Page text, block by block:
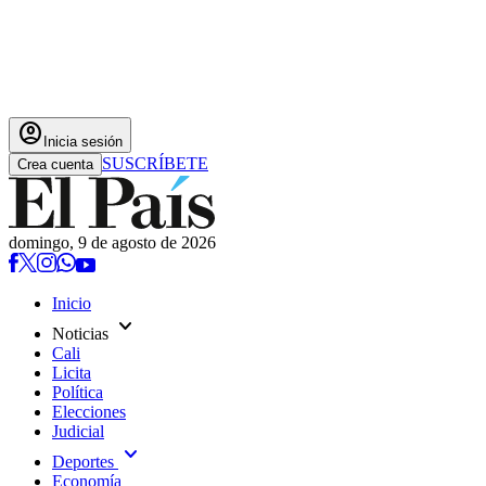
account_circle Inicia sesión
Crea cuenta SUSCRÍBETE
domingo, 9 de agosto de 2026
Inicio
Noticias expand_more
Cali
Licita
Política
Elecciones
Judicial
Deportes expand_more
Economía